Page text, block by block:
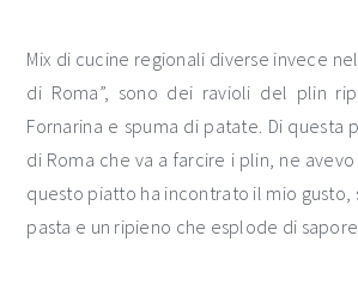
Mix di cucine regionali diverse invece
di Roma”, sono dei ravioli del plin
Fornarina e spuma di patate. Di questa
di Roma che va a farcire i plin, ne
questo piatto ha incontrato il mio
pasta e un ripieno che esplode di